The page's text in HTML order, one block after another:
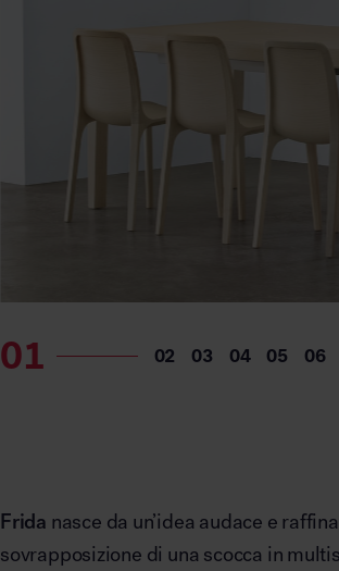
Frida nasce da un’idea audace e
sovrapposizione di una scocca in